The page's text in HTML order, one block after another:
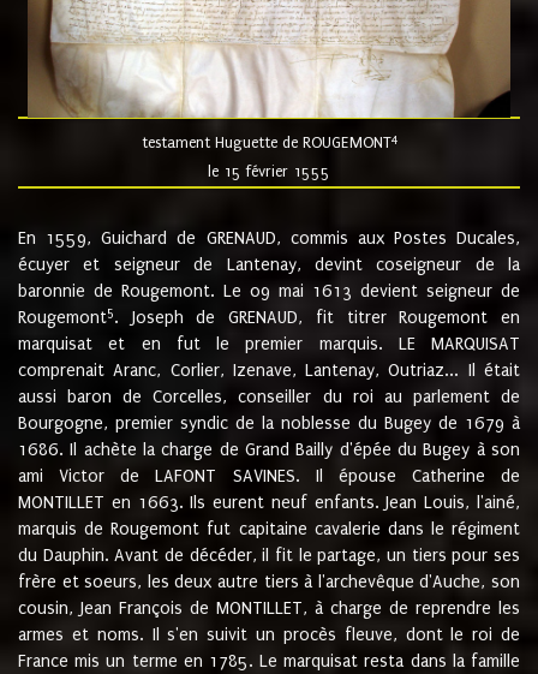
testament Huguette de ROUGEMONT4
le 15 février 1555
En 1559, Guichard de GRENAUD, commis aux Postes Ducales,
écuyer et seigneur de Lantenay, devint coseigneur de la
baronnie de Rougemont. Le 09 mai 1613 devient seigneur de
Rougemont5. Joseph de GRENAUD, fit titrer Rougemont en
marquisat et en fut le premier marquis. LE MARQUISAT
comprenait Aranc, Corlier, Izenave, Lantenay, Outriaz... Il était
aussi baron de Corcelles, conseiller du roi au parlement de
Bourgogne, premier syndic de la noblesse du Bugey de 1679 à
1686. Il achète la charge de Grand Bailly d'épée du Bugey à son
ami Victor de LAFONT SAVINES. Il épouse Catherine de
MONTILLET en 1663. Ils eurent neuf enfants. Jean Louis, l'ainé,
marquis de Rougemont fut capitaine cavalerie dans le régiment
du Dauphin. Avant de décéder, il fit le partage, un tiers pour ses
frère et soeurs, les deux autre tiers à l'archevêque d'Auche, son
cousin, Jean François de MONTILLET, à charge de reprendre les
armes et noms. Il s'en suivit un procès fleuve, dont le roi de
France mis un terme en 1785. Le marquisat resta dans la famille